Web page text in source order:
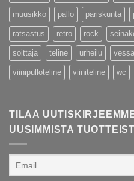
muusikko pallo pariskunta
ratsastus retro rock
soittaja teline urheilu vessa
viinipulloteline viiniteline wc
TILAA
UUSIMMISTA